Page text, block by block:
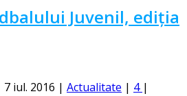
Juvenil, ediția
7 iul. 2016 | Actualitate | 4 |